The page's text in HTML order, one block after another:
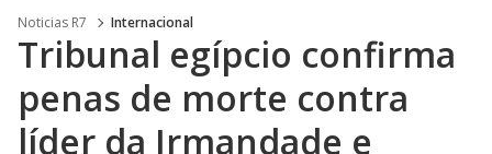
Noticias R7 Internacional
Tribunal egípcio confirma
penas de morte contra
líder da Irmandade e